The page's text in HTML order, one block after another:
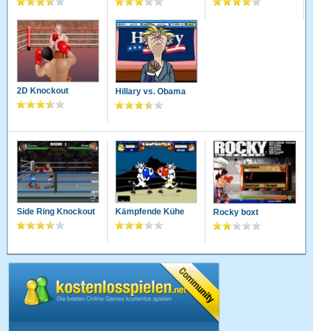
2D Knockout Hillary vs. Obama
Side Ring Knockout Kämpfende Kühe Rocky boxt